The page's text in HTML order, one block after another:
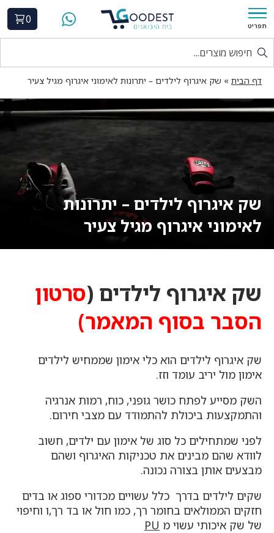
תפריט
0
דף הבית » שק איגרוף לילדים – יתרונות לאימוני איגרוף מגיל צעיר
שק איגרוף לילדים – יתרונות
לאימוני איגרוף מגיל צעיר
שק איגרוף לילדים (סרטון
הסבר בסוף המאמר)
שק איגרוף לילדים הוא כלי אימון שממחיש לילדים
אימון מול יריב עומד וזז.
השק מסייע לפתח כושר גופני, כוח, רמות אנרגיה
והתמקצעות ביכולת להתמודד עם מצבי חירום.
לפני שמתחילים כל סוג של אימון עם ילדים, חשוב
לוודא שהם מבינים את טכניקות האיגרוף ושהם
מבצעים אותן בצורה נכונה.
שקים לילדים בדרך כלל עשויים מכדורי ספוג או בדים
חזקים הממולאים בחומר רך, כמו חול או בד רך,ו וחיפוי
של שק איכותי עשוי מ PU